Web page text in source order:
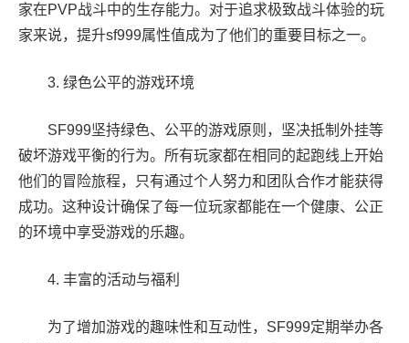
家在PVP战斗中的生存能力。对于追求极致战斗体验的玩
家来说，提升sf999属性值成为了他们的重要目标之一。
3. 绿色公平的游戏环境
SF999坚持绿色、公平的游戏原则，坚决抵制外挂等
破坏游戏平衡的行为。所有玩家都在相同的起跑线上开始
他们的冒险旅程，只有通过个人努力和团队合作才能获得
成功。这种设计确保了每一位玩家都能在一个健康、公正
的环境中享受游戏的乐趣。
4. 丰富的活动与福利
为了增加游戏的趣味性和互动性，SF999定期举办各